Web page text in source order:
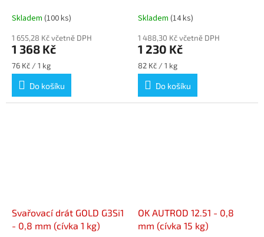
Skladem (100 ks)
1 655,28 Kč včetně DPH
1 368 Kč
Měrná
cena:
76 Kč / 1 kg
Do košíku
Skladem (14 ks)
1 488,30 Kč včetně DPH
1 230 Kč
Měrná
cena:
82 Kč / 1 kg
Do košíku
Svařovací drát GOLD G3Si1
- 0,8 mm (cívka 1 kg)
OK AUTROD 12.51 - 0,8
mm (cívka 15 kg)